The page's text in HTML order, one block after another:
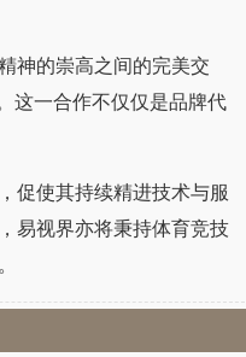
神的崇高之间的完美交
这一合作不仅仅是品牌代
使其持续精进技术与服
易视界亦将秉持体育竞技